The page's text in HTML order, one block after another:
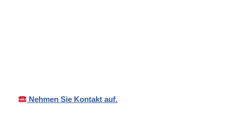
Nehmen Sie Kontakt auf.